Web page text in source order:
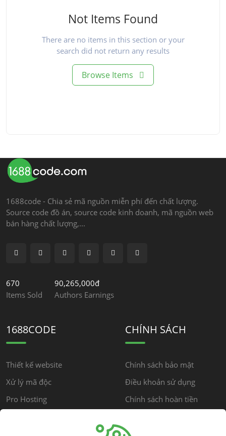
Not Items Found
There are no items in this section or your
search did not return any results
Browse Items
1688code - Chia sẻ mã nguồn miễn phí đến chất lượng.
Source code đồ án, source code kinh doanh, mã nguồn web
bán hàng chất lượng,...
670
Items Sold
90,265,000đ
Authors Earnings
1688CODE
Thiết kế website
Xử lý mã độc
Pro Hosting
CHÍNH SÁCH
Chính sách bảo mật
Điều khoản sử dụng
Chính sách hoàn tiền